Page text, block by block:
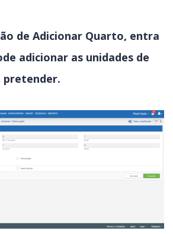
de Adicionar Quarto, entra
adicionar as unidades de
pretender.